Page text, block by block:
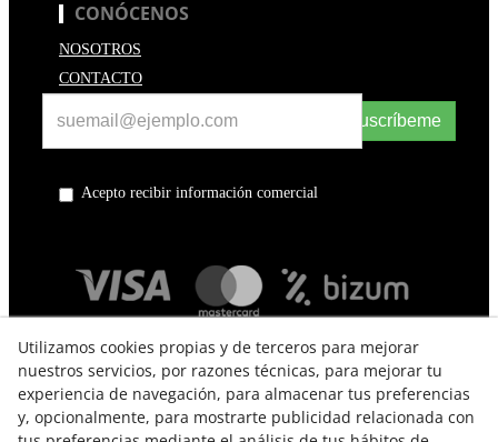
CONÓCENOS
NOSOTROS
CONTACTO
Suscríbeme
Acepto recibir información comercial
Utilizamos cookies propias y de terceros para mejorar
nuestros servicios, por razones técnicas, para mejorar tu
experiencia de navegación, para almacenar tus preferencias
y, opcionalmente, para mostrarte publicidad relacionada con